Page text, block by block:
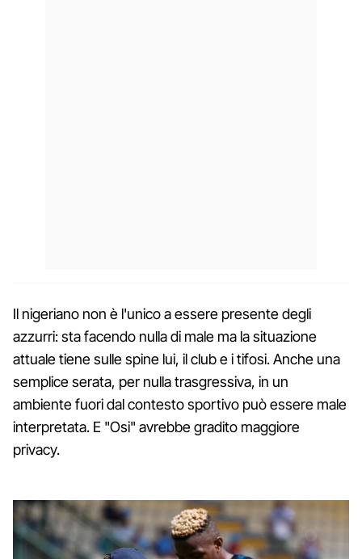
Il nigeriano non è l'unico a essere presente degli
azzurri: sta facendo nulla di male ma la situazione
attuale tiene sulle spine lui, il club e i tifosi. Anche una
semplice serata, per nulla trasgressiva, in un
ambiente fuori dal contesto sportivo può essere male
interpretata. E "Osi" avrebbe gradito maggiore
privacy.